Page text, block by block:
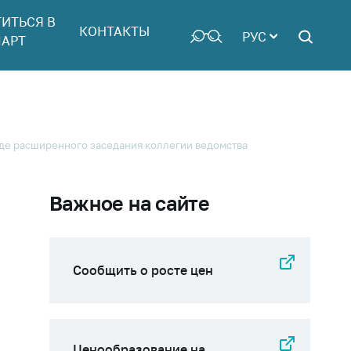
В
КОНТАКТЫ РУС
расширенного заседания коллегии ведомства
Важное на сайте
Сообщить о росте цен